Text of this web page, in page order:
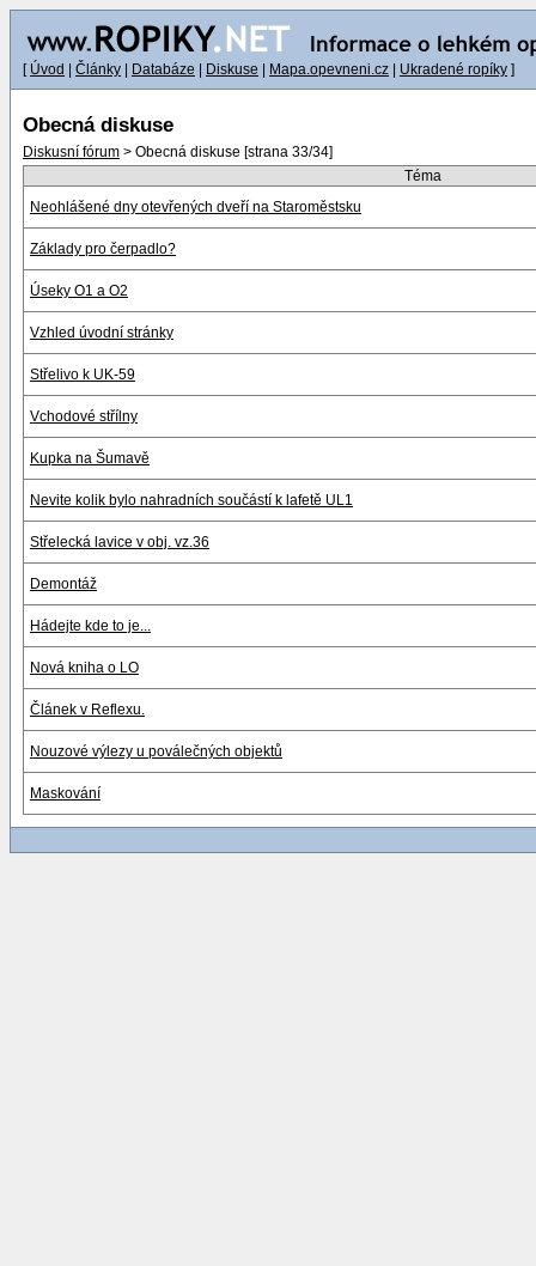
[ Úvod Články Databáze Diskuse Mapa.opevneni.cz Ukradené ropíky ]
Obecná diskuse
Diskusní fórum > Obecná diskuse [strana 33/34]
Téma
Neohlášené dny otevřených dveří na Staroměstsku
Základy pro čerpadlo?
Úseky O1 a O2
Vzhled úvodní stránky
Střelivo k UK-59
Vchodové střílny
Kupka na Šumavě
Nevite kolik bylo nahradních součástí k lafetě UL1
Střelecká lavice v obj. vz.36
Demontáž
Hádejte kde to je...
Nová kniha o LO
Článek v Reflexu.
Nouzové výlezy u poválečných objektů
Maskování